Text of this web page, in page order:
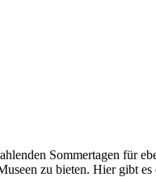
Sommertagen für
zu bieten. Hier gibt